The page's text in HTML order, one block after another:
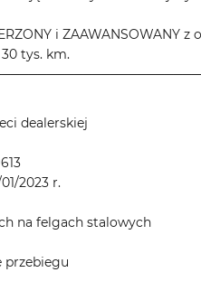
i ZAAWANSOWANY
tys. km.
dealerskiej
2023 r.
na felgach stalowych
przebiegu